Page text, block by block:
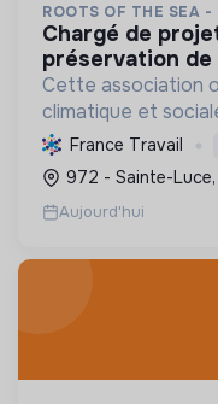
ROOTS OF THE SEA
chargé de projet scientifique &
préservation
Cette association
climatique et
restaure les
sensibilise le public
aven...
France Travail
972 - Sainte-Luce,
Aujourd'hui